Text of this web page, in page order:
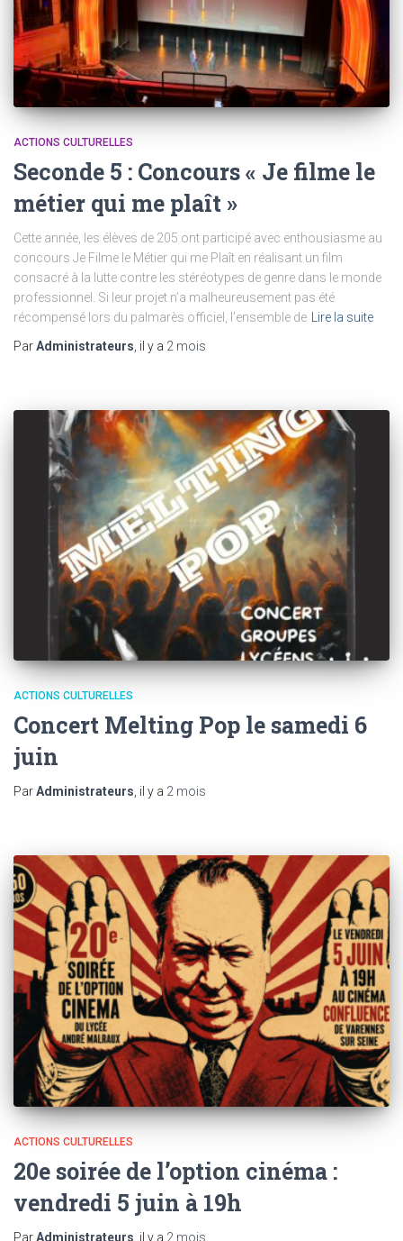
ACTIONS CULTURELLES
Seconde 5 : Concours « Je filme le
métier qui me plaît »
Cette année, les élèves de 205 ont participé avec enthousiasme au
concours Je Filme le Métier qui me Plaît en réalisant un film
consacré à la lutte contre les stéréotypes de genre dans le monde
professionnel. Si leur projet n’a malheureusement pas été
récompensé lors du palmarès officiel, l’ensemble de
Lire la suite
ParAdministrateurs , il y a 2 mois
ACTIONS CULTURELLES
Concert Melting Pop le samedi 6
juin
ParAdministrateurs, il y a 2 mois
ACTIONS CULTURELLES
20e soirée de l’option cinéma :
vendredi 5 juin à 19h
ParAdministrateurs , il y a 2 mois